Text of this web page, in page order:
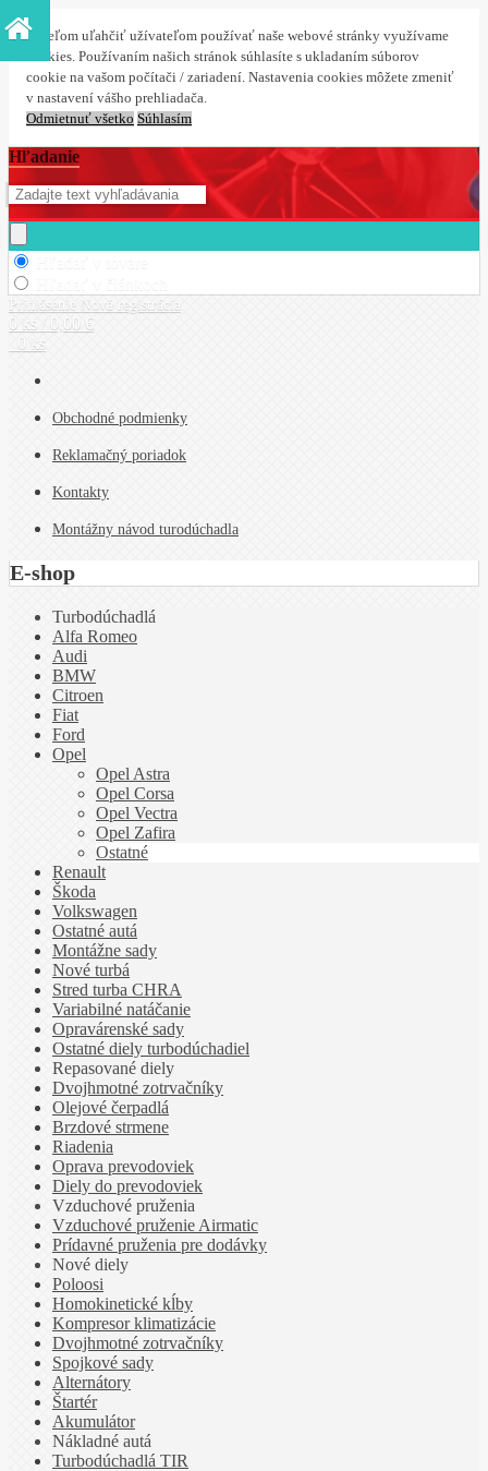
S cieľom uľahčiť užívateľom používať naše webové stránky využívame
cookies. Používaním našich stránok súhlasíte s ukladaním súborov
cookie na vašom počítači / zariadení. Nastavenia cookies môžete zmeniť
v nastavení vášho prehliadača.
Odmietnuť všetko Súhlasím
Hľadanie
Prihlásenie Nová registrácia
0 ks / 0,00 €
0 ks
Obchodné podmienky
Reklamačný poriadok
Kontakty
Montážny návod turodúchadla
E-shop
Turbodúchadlá
Alfa Romeo
Audi
BMW
Citroen
Fiat
Ford
Opel
Opel Astra
Opel Corsa
Opel Vectra
Opel Zafira
Ostatné
Renault
Škoda
Volkswagen
Ostatné autá
Montážne sady
Nové turbá
Stred turba CHRA
Variabilné natáčanie
Opravárenské sady
Ostatné diely turbodúchadiel
Repasované diely
Dvojhmotné zotrvačníky
Olejové čerpadlá
Brzdové strmene
Riadenia
Oprava prevodoviek
Diely do prevodoviek
Vzduchové pruženia
Vzduchové pruženie Airmatic
Prídavné pruženia pre dodávky
Nové diely
Poloosi
Homokinetické kĺby
Kompresor klimatizácie
Dvojhmotné zotrvačníky
Spojkové sady
Alternátory
Štartér
Akumulátor
Nákladné autá
Turbodúchadlá TIR